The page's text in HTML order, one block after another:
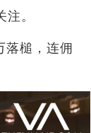
。
落槌，连佣